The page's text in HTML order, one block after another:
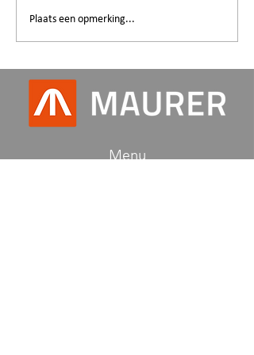
Drukke en succesvolle
zomerperiode
Plaats een opmerking...
Menu